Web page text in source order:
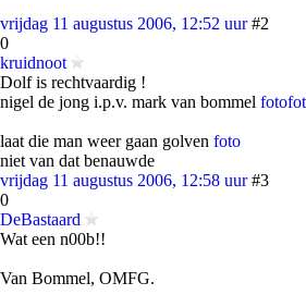
vrijdag 11 augustus 2006, 12:52 uur #2
0
kruidnoot
Dolf is rechtvaardig !
nigel de jong i.p.v. mark van bommel foto
laat die man weer gaan golven foto
niet van dat benauwde
vrijdag 11 augustus 2006, 12:58 uur #3
0
DeBastaard
Wat een n00b!!
Van Bommel, OMFG.